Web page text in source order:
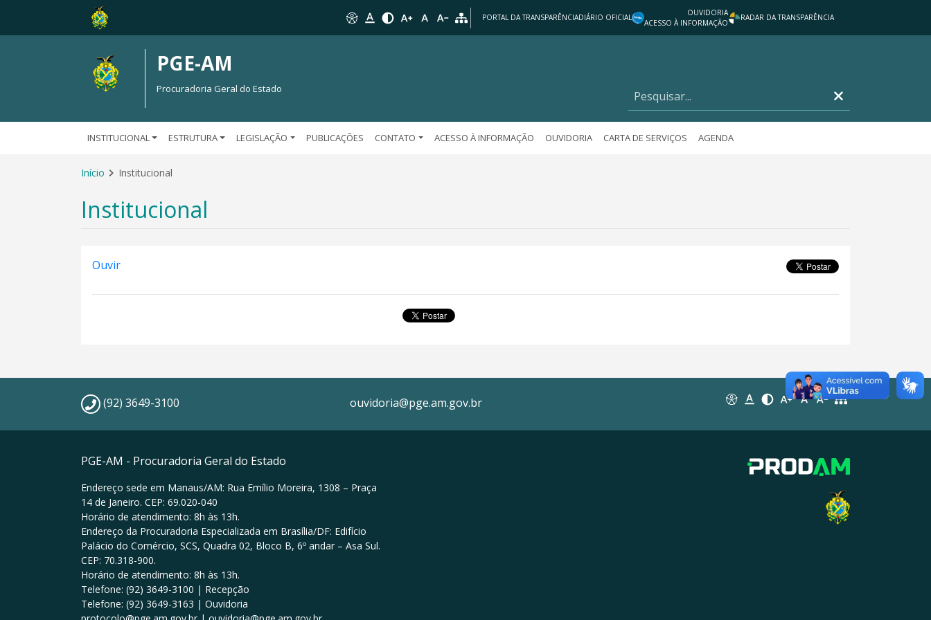
PORTAL DA TRANSPARÊNCIADIÁRIO OFICIAL
OUVIDORIA
ACESSO À INFORMAÇÃO
RADAR DA TRANSPARÊNCIA
PGE-AM
Procuradoria Geral do Estado
INSTITUCIONAL ESTRUTURA LEGISLAÇÃO PUBLICAÇÕES CONTATO ACESSO À INFORMAÇÃO OUVIDORIA CARTA DE SERVIÇOS AGENDA
Início Institucional
Institucional
Ouvir
(92) 3649-3100 ouvidoria@pge.am.gov.br
PGE-AM - Procuradoria Geral do Estado
Endereço sede em Manaus/AM: Rua Emílio Moreira, 1308 – Praça
14 de Janeiro. CEP: 69.020-040
Horário de atendimento: 8h às 13h.
Endereço da Procuradoria Especializada em Brasília/DF: Edifício
Palácio do Comércio, SCS, Quadra 02, Bloco B, 6º andar – Asa Sul.
CEP: 70.318-900.
Horário de atendimento: 8h às 13h.
Telefone: (92) 3649-3100 | Recepção
Telefone: (92) 3649-3163 | Ouvidoria